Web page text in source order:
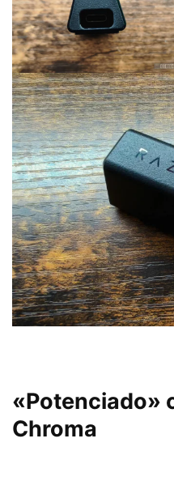
«Potenciado»
Chroma